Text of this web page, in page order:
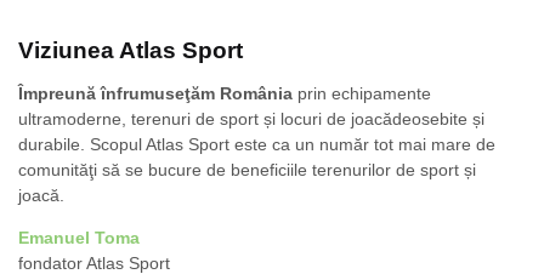
Viziunea Atlas Sport
Împreună înfrumuseţăm România prin echipamente
ultramoderne, terenuri de sport și locuri de joacădeosebite și
durabile. Scopul Atlas Sport este ca un număr tot mai mare de
comunităţi să se bucure de beneficiile terenurilor de sport și
joacă.
Emanuel Toma
fondator Atlas Sport